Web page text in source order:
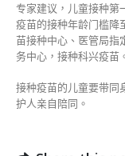
专家建议，儿童接种第
疫苗的接种年龄门槛降
苗接种中心、医管局指
务中心，接种科兴疫苗
接种疫苗的儿童要带同
护人亲自陪同。